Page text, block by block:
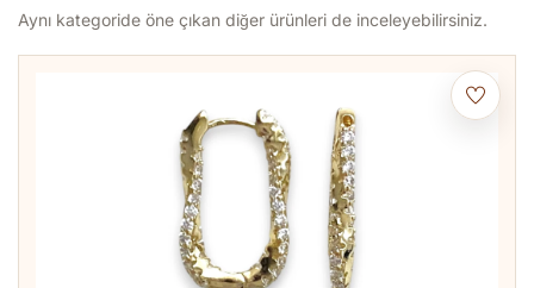
Aynı kategoride öne çıkan diğer ürünleri de inceleyebilirsiniz.